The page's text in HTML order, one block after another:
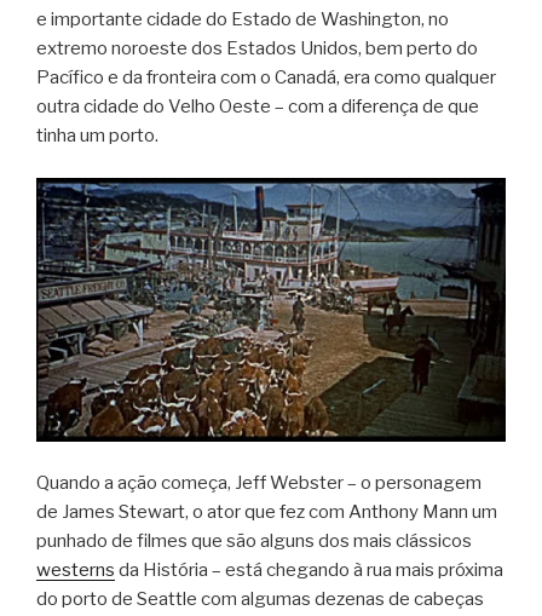
e importante cidade do Estado de Washington, no
extremo noroeste dos Estados Unidos, bem perto do
Pacífico e da fronteira com o Canadá, era como qualquer
outra cidade do Velho Oeste – com a diferença de que
tinha um porto.
Quando a ação começa, Jeff Webster – o personagem
de James Stewart, o ator que fez com Anthony Mann um
punhado de filmes que são alguns dos mais clássicos
westerns da História – está chegando à rua mais próxima
do porto de Seattle com algumas dezenas de cabeças